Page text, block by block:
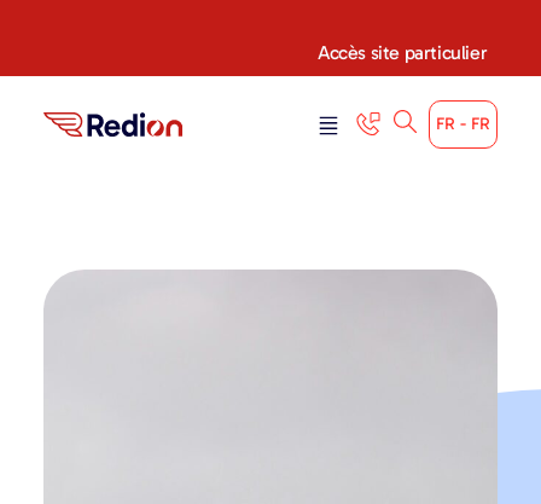
Accès site particulier
FR - FR